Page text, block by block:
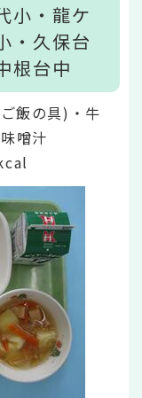
小・龍ケ
・久保台
根台中
飯の具)・牛
噌汁